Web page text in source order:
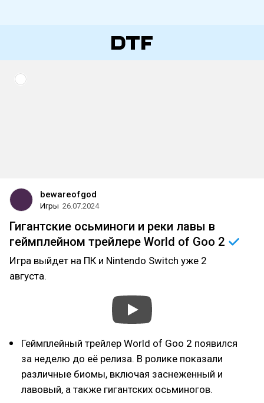
bewareofgod
Игры 26.07.2024
Гигантские осьминоги и реки лавы в
геймплейном трейлере World of Goo 2
Игра выйдет на ПК и Nintendo Switch уже 2
августа.
Геймплейный трейлер World of Goo 2 появился
за неделю до её релиза. В ролике показали
различные биомы, включая заснеженный и
лавовый, а также гигантских осьминогов.